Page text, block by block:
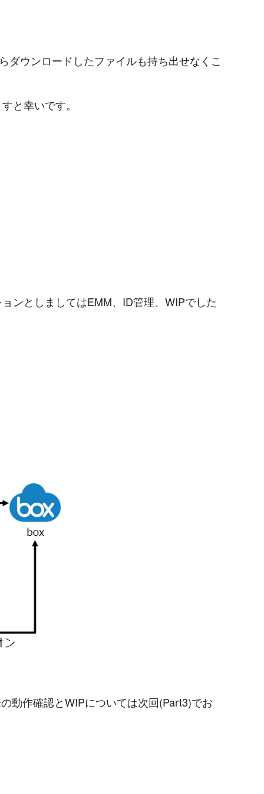
ダウンロードしたファイルも持ち出せなくこ
と幸いです。
ンとしましてはEMM、ID管理、WIPでした
動作確認とWIPについては次回(Part3)でお